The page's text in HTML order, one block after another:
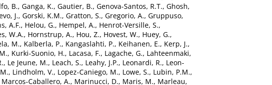
B., Ganga, K., Gautier, B., Genova-Santos, R.T., Ghosh,
J., Gorski, K.M., Gratton, S., Gregorio, A., Gruppuso,
A.F., Helou, G., Hempel, A., Henrot-Versille, S.,
W.A., Hornstrup, A., Hou, Z., Hovest, W., Huey, G.,
M., Kalberla, P., Kangaslahti, P., Keihanen, E., Kerp, J.,
, Kurki-Suonio, H., Lacasa, F., Lagache, G., Lahteenmaki,
, Le Jeune, M., Leach, S., Leahy, J.P., Leonardi, R., Leon-
, Lindholm, V., Lopez-Caniego, M., Lowe, S., Lubin, P.M.,
Marcos-Caballero, A., Marinucci, D., Maris, M., Marleau,